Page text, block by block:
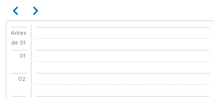
Paginación
AnteriorSiguiente
Antes
de 01
01
02